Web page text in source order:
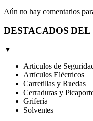
Aún no hay comentarios
DESTACADOS DEL
▼
Articulos de
Artículos Eléctricos
Carretillas y Ruedas
Cerraduras y
Grifería
Solventes